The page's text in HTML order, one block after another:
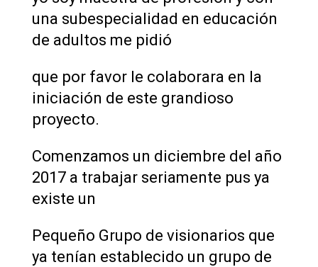
una subespecialidad en educación
de adultos me pidió
que por favor le colaborara en la
iniciación de este grandioso
proyecto.
Comenzamos un diciembre del año
2017 a trabajar seriamente pus ya
existe un
Pequeño Grupo de visionarios que
ya tenían establecido un grupo de